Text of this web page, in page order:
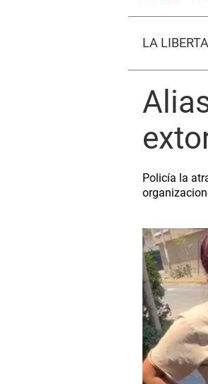
LA
Policía la